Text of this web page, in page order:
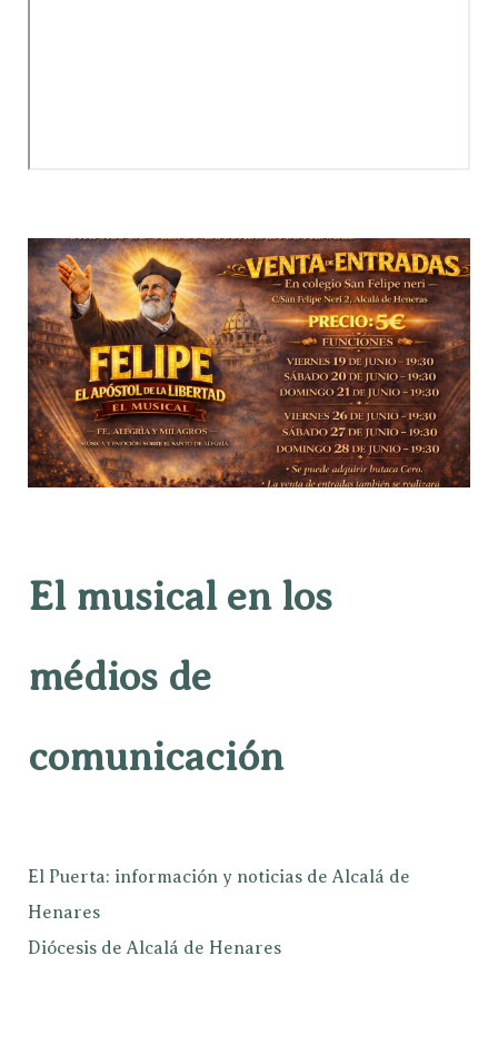
El musical en los
médios de
comunicación
El Puerta: información y noticias de Alcalá de
Henares
Diócesis de Alcalá de Henares